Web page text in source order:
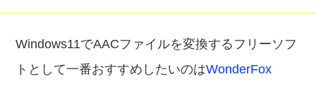
Windows11でAACファイルを変換するフリーソフ
トとして一番おすすめしたいのはWonderFox